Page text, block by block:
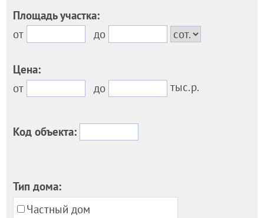
Площадь участка:
от
до
Цена:
от
до тыс.р.
Код объекта:
Тип дома:
Частный дом